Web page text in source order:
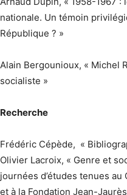
nationale. Un témoin
République ? »
Alain Bergounioux, « Michel
socialiste »
Recherche
Frédéric Cépède, «
Olivier Lacroix, « Genre et
journées d’études tenues
et à la Fondation Jean-